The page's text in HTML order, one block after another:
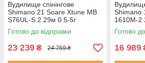
Вудилище спінінгове
Shimano 21 Soare Xtune MB
S76UL-S 2.29м 0.5-5г
Готово до відправки
23 239 ₴ 24 759 ₴
Shimano
1610M-2
Готово
16 989